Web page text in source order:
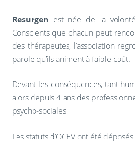
Resurgen est née de la volonté
Conscients que chacun peut
des thérapeutes, l’association
parole qu’ils animent à faible coût.
Devant les conséquences, tant
alors depuis 4 ans des
psycho-sociales.
Les statuts d’OCEV ont été